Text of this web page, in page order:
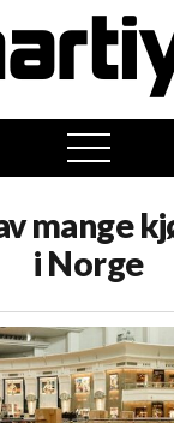
open
menu
mange
i Norge